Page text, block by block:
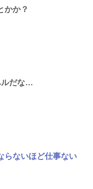
かか？
ルだな…
らないほど仕事ない